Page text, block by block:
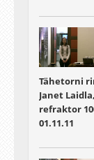
Tähetorni
Janet
refraktor
01.11.11